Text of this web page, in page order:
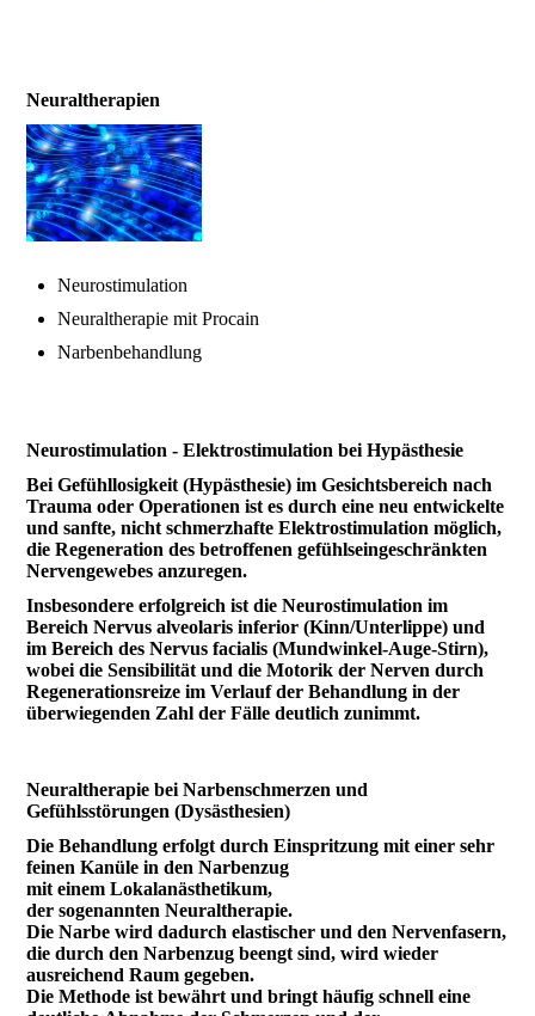
Neuraltherapien
Neurostimulation
Neuraltherapie mit Procain
Narbenbehandlung
Neurostimulation - Elektrostimulation bei Hypästhesie
Bei Gefühllosigkeit (Hypästhesie) im Gesichtsbereich nach
Trauma oder Operationen ist es durch eine neu entwickelte
und sanfte, nicht schmerzhafte Elektrostimulation möglich,
die Regeneration des betroffenen gefühlseingeschränkten
Nervengewebes anzuregen.
Insbesondere erfolgreich ist die Neurostimulation im
Bereich Nervus alveolaris inferior (Kinn/Unterlippe) und
im Bereich des Nervus facialis (Mundwinkel-Auge-Stirn),
wobei die Sensibilität und die Motorik der Nerven durch
Regenerationsreize im Verlauf der Behandlung in der
überwiegenden Zahl der Fälle deutlich zunimmt.
Neuraltherapie bei Narbenschmerzen und
Gefühlsstörungen (Dysästhesien)
Die Behandlung erfolgt durch Einspritzung mit einer sehr
feinen Kanüle in den Narbenzug
mit einem Lokalanästhetikum,
der sogenannten Neuraltherapie.
Die Narbe wird dadurch elastischer und den Nervenfasern,
die durch den Narbenzug beengt sind, wird wieder
ausreichend Raum gegeben.
Die Methode ist bewährt und bringt häufig schnell eine